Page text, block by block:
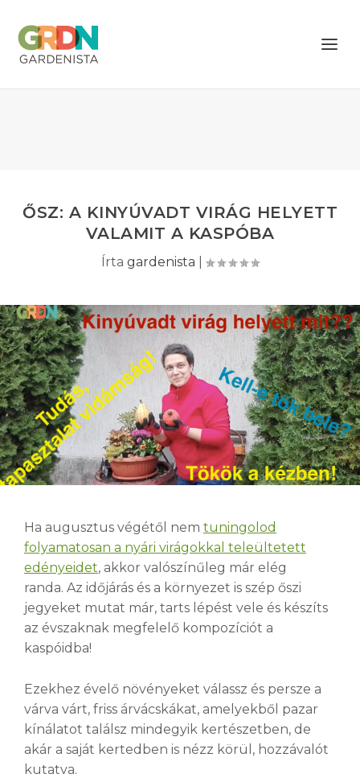
ŐSZ: A KINYÚVADT VIRÁG HELYETT
VALAMIT A KASPÓBA
Írta gardenista
Ha augusztus végétől nem tuningolod
folyamatosan a nyári virágokkal teleültetett
edényeidet, akkor valószínűleg már elég
randa. Az időjárás és a környezet is szép őszi
jegyeket mutat már, tarts lépést vele és készíts
az évszaknak megfelelő kompozíciót a
kaspóidba!
Ezekhez évelő növényeket válassz és persze a
várva várt, friss árvácskákat, amelyekből pazar
kínálatot találsz mindegyik kertészetben, de
akár a saját kertedben is nézz körül, hozzávalót
kutatva.